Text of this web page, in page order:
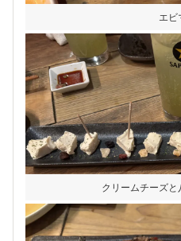
エビ
クリームチーズ